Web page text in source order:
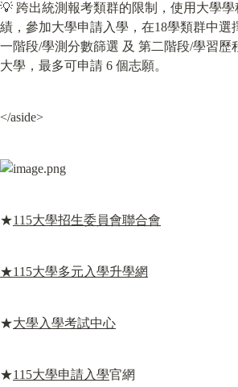
💡 跨出統測報考類群的限制，使用大學
績，參加大學申請入學，在18學類群中選
一階段/學測分數篩選 及 第二階段/學習歷
大學，最多可申請 6 個志願。
</aside>
★115大學招生委員會聯合會
★115大學多元入學升學網
★大學入學考試中心
★115大學申請入學官網